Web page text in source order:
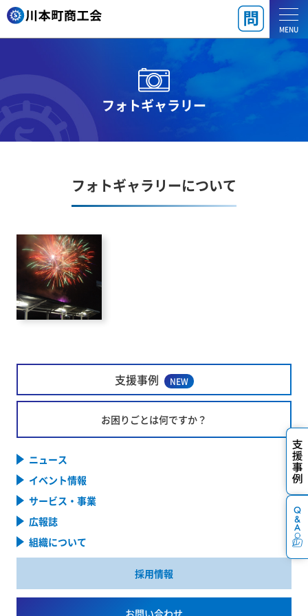
MENU
フォトギャラリー
フォトギャラリーについて
支援事例 NEW
お困りごとは何ですか？
ニュース
イベント情報
サービス・事業
広報誌
組織について
採用情報
お問い合わせ